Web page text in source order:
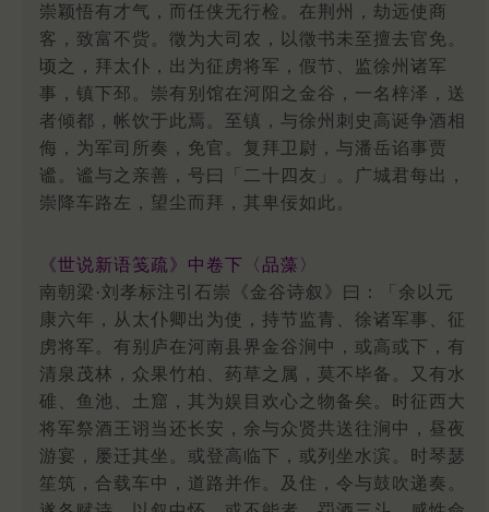
崇颖悟有才气，而任侠无行检。在荆州，劫远使商
客，致富不赀。徵为大司农，以徵书未至擅去官免。
顷之，拜太仆，出为征虏将军，假节、监徐州诸军
事，镇下邳。崇有别馆在河阳之金谷，一名梓泽，送
者倾都，帐饮于此焉。至镇，与徐州刺史高诞争酒相
侮，为军司所奏，免官。复拜卫尉，与潘岳谄事贾
谧。谧与之亲善，号曰「二十四友」。广城君每出，
崇降车路左，望尘而拜，其卑佞如此。
《世说新语笺疏》中卷下〈品藻〉
南朝梁·刘孝标注引石崇《金谷诗叙》曰：「余以元
康六年，从太仆卿出为使，持节监青、徐诸军事、征
虏将军。有别庐在河南县界金谷涧中，或高或下，有
清泉茂林，众果竹柏、药草之属，莫不毕备。又有水
碓、鱼池、土窟，其为娱目欢心之物备矣。时征西大
将军祭酒王诩当还长安，余与众贤共送往涧中，昼夜
游宴，屡迁其坐。或登高临下，或列坐水滨。时琴瑟
笙筑，合载车中，道路并作。及住，令与鼓吹递奏。